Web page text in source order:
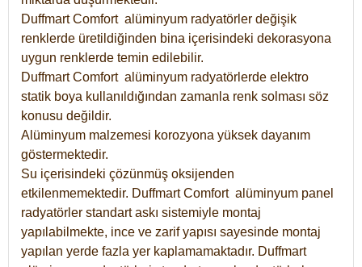
Duffmart Comfort alüminyum radyatörler değişik
renklerde üretildiğinden bina içerisindeki dekorasyona
uygun renklerde temin edilebilir.
DuffmartComfort alüminyum radyatörlerde elektro
statik boya kullanıldığından zamanla renk solması söz
konusu değildir.
Alüminyum malzemesi korozyona yüksek dayanım
göstermektedir.
Su içerisindeki çözünmüş oksijenden
etkilenmemektedir. DuffmartComfort alüminyum panel
radyatörler standart askı sistemiyle montaj
yapılabilmekte, ince ve zarif yapısı sayesinde montaj
yapılan yerde fazla yer kaplamamaktadır. Duffmart